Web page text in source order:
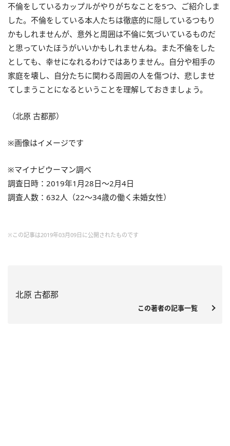
不倫をしているカップルがやりがちなことを5つ、ご紹介しま
した。不倫をしている本人たちは徹底的に隠しているつもり
かもしれませんが、意外と周囲は不倫に気づいているものだ
と思っていたほうがいいかもしれませんね。また不倫をした
としても、幸せになれるわけではありません。自分や相手の
家庭を壊し、自分たちに関わる周囲の人を傷つけ、悲しませ
てしまうことになるということを理解しておきましょう。
（北原 古都那）
※画像はイメージです
※マイナビウーマン調べ
調査日時：2019年1月28日～2月4日
調査人数：632人（22～34歳の働く未婚女性）
※この記事は2019年03月09日に公開されたものです
北原 古都那
この著者の記事一覧